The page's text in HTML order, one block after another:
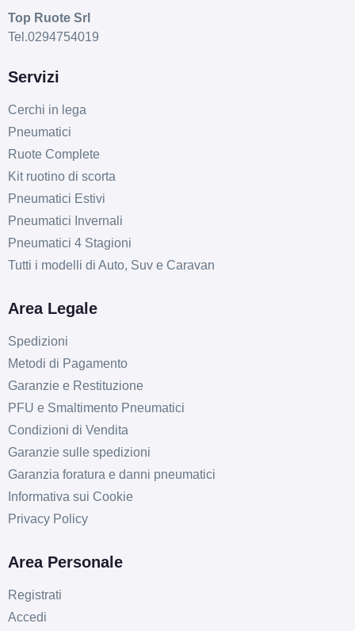
Top Ruote Srl
Tel.0294754019
Servizi
Cerchi in lega
Pneumatici
Ruote Complete
Kit ruotino di scorta
Pneumatici Estivi
Pneumatici Invernali
Pneumatici 4 Stagioni
Tutti i modelli di Auto, Suv e Caravan
Area Legale
Spedizioni
Metodi di Pagamento
Garanzie e Restituzione
PFU e Smaltimento Pneumatici
Condizioni di Vendita
Garanzie sulle spedizioni
Garanzia foratura e danni pneumatici
Informativa sui Cookie
Privacy Policy
Area Personale
Registrati
Accedi